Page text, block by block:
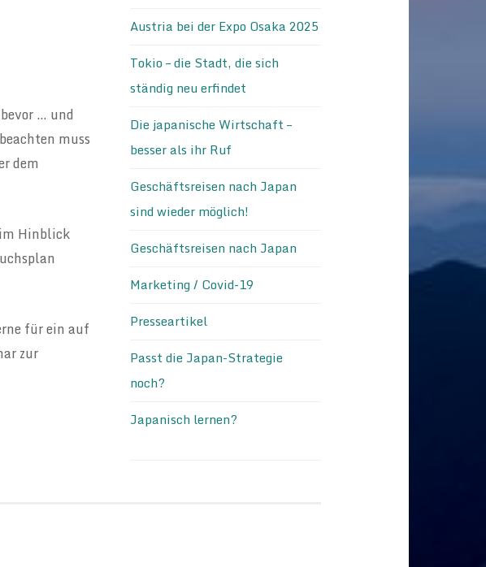
… und
muss
dem
Hinblick
für ein auf
zur
Austria bei der Expo Osaka 2025
Tokio – die Stadt, die sich
ständig neu erfindet
Die japanische Wirtschaft –
besser als ihr Ruf
Geschäftsreisen nach Japan
sind wieder möglich!
Geschäftsreisen nach Japan
Marketing / Covid-19
Presseartikel
Passt die Japan-Strategie
noch?
Japanisch lernen?